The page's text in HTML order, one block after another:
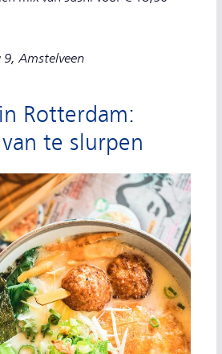
9, Amstelveen
Rotterdam:
te slurpen